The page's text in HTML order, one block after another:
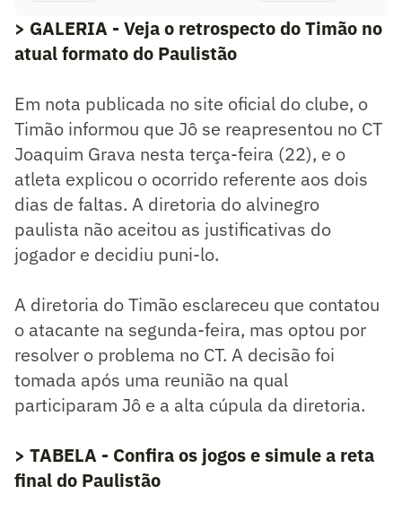
> GALERIA - Veja o retrospecto do Timão no
atual formato do Paulistão
Em nota publicada no site oficial do clube, o
Timão informou que Jô se reapresentou no CT
Joaquim Grava nesta terça-feira (22), e o
atleta explicou o ocorrido referente aos dois
dias de faltas. A diretoria do alvinegro
paulista não aceitou as justificativas do
jogador e decidiu puni-lo.
A diretoria do Timão esclareceu que contatou
o atacante na segunda-feira, mas optou por
resolver o problema no CT. A decisão foi
tomada após uma reunião na qual
participaram Jô e a alta cúpula da diretoria.
> TABELA - Confira os jogos e simule a reta
final do Paulistão